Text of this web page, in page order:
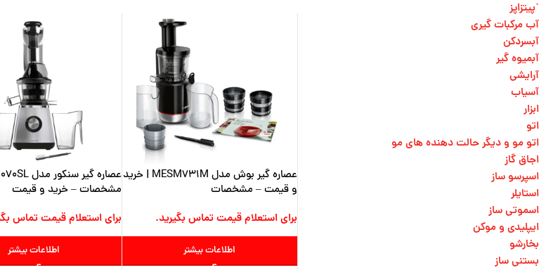
`پیتزاپز
آب مرکبات گیری
آبسردکن
آبمیوه گیر
آرایشی
آسیاب
ابزار
اتو
اتو مو و دیگر حالت دهنده های مو​
اجاق گاز
اسپرسو ساز
استایلر
اسموتی ساز
ایپلیدی و موکن
بخارشو
بستنی ساز
عصاره گیر بوش مدل MESM731M | خرید
و قیمت – مشخصات
برای استعلام قیمت تماس بگیرید.
اطلاعات بیشتر
مشخصات – خرید و قیمت
برای استعلام قیمت تماس
اطلاعات بیشتر